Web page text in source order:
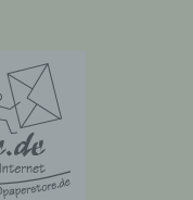
und für
kann die
einen
der die
die